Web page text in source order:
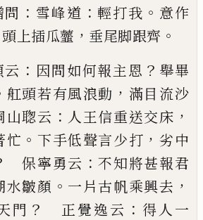
問 ： 雪峰道 ：輕打我 。 意作
頭上插瓜虀 ， 垂尾脚跟齊 。
云 ： 因問如何報主恩 ？ 舉畢
舡頭若有風浪動 ， 滿目流沙
聦云 ： 人王信重送交床 ，
忙 。 下手低聲言少打 ， 劣中
保寧勇云 ：不知將甚報君
水皺顏 。 一片古帆乘興去 ，
門 ？ 正覺逸云 ： 得人一